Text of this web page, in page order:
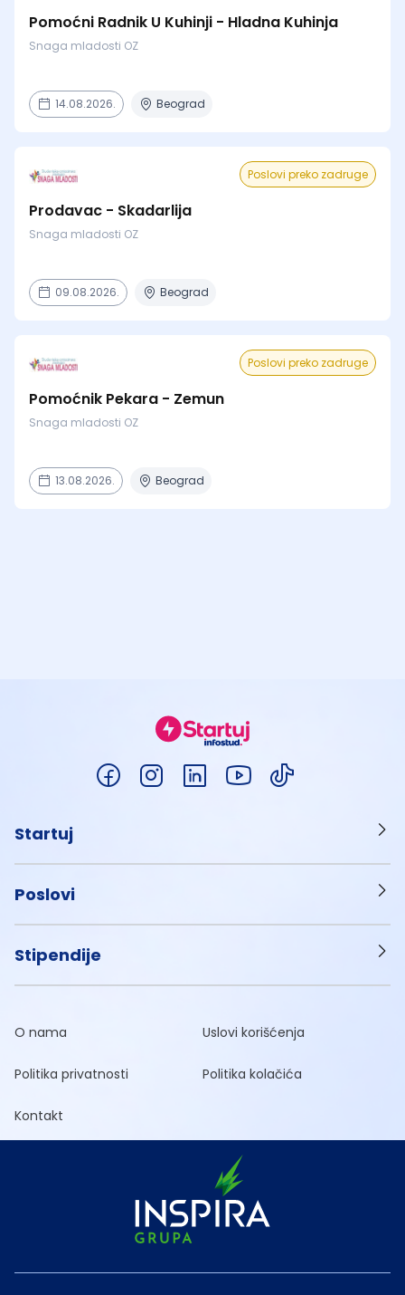
Pomoćni Radnik U Kuhinji - Hladna Kuhinja
Snaga mladosti OZ
14.08.2026. Beograd
Poslovi preko zadruge
Prodavac - Skadarlija
Snaga mladosti OZ
09.08.2026. Beograd
Poslovi preko zadruge
Pomoćnik Pekara - Zemun
Snaga mladosti OZ
13.08.2026. Beograd
Startuj
Poslovi
Stipendije
O nama Uslovi korišćenja
Politika privatnosti Politika kolačića
Kontakt